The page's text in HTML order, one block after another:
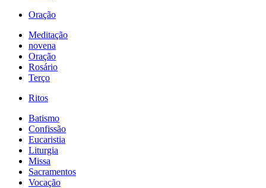
Oração
Meditação
novena
Oração
Rosário
Terço
Ritos
Batismo
Confissão
Eucaristia
Liturgia
Missa
Sacramentos
Vocação